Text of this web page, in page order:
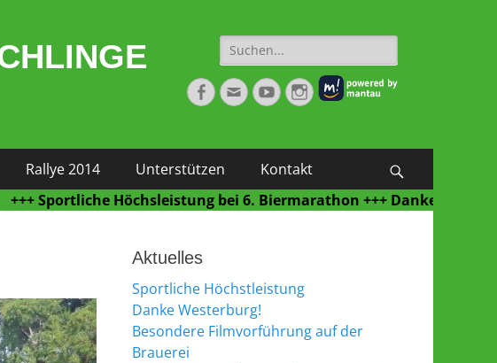
Suche
nach:
Facebook
E-
Mail
YouTubeInstagram
Rallye 2014 Unterstützen Kontakt
Höchsleistung bei 6. Biermarathon +++ Danke Westerburg
Aktuelles
Sportliche Höchstleistung
Danke Westerburg!
Besondere Filmvorführung auf der
Brauerei